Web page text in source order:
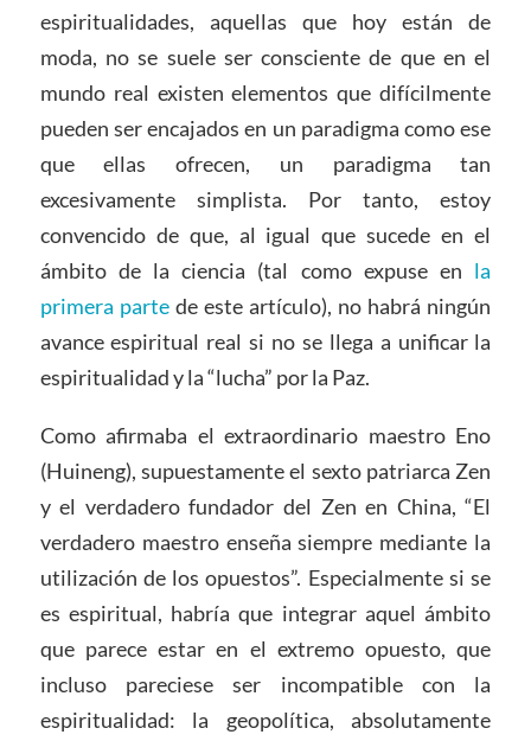
espiritualidades, aquellas que hoy están de
moda, no se suele ser consciente de que en el
mundo real existen elementos que difícilmente
pueden ser encajados en un paradigma como ese
que ellas ofrecen, un paradigma tan
excesivamente simplista. Por tanto, estoy
convencido de que, al igual que sucede en el
ámbito de la ciencia (tal como expuse en la
primera partede este artículo), no habrá ningún
avance espiritual real si no se llega a unificar la
espiritualidad y la “lucha” por la Paz.
Como afirmaba el extraordinario maestro Eno
(Huineng), supuestamente el sexto patriarca Zen
y el verdadero fundador del Zen en China, “El
verdadero maestro enseña siempre mediante la
utilización de los opuestos”. Especialmente si se
es espiritual, habría que integrar aquel ámbito
que parece estar en el extremo opuesto, que
incluso pareciese ser incompatible con la
espiritualidad: la geopolítica, absolutamente